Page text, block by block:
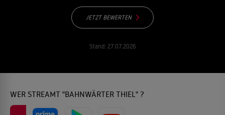
JETZT BEWERTEN
Stand: 27.07.2026
WER STREAMT "BAHNWÄRTER THIEL" ?